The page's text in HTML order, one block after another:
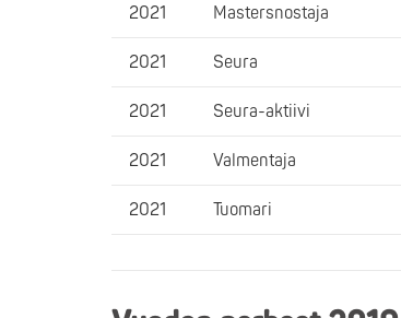
2021 Mastersnostaja
2021 Seura
2021 Seura-aktiivi
2021 Valmentaja
2021 Tuomari